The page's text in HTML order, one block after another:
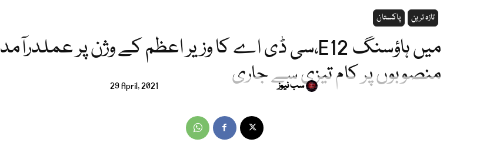
پاکستان تازہ ترین
سی ڈی اے کا وزیر اعظم کے وژن پر عملدرآمد،E12 میں ہاؤسنگ
منصوبوں پر کام تیزی سے جاری
29 April, 2021 سب نیوز